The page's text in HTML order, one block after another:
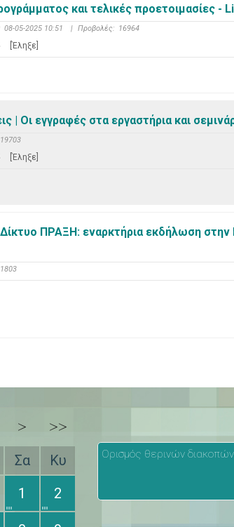
και τελικές προετοιμασίες
08-05-2025 10:51 | Προβολές: 16964
[Έληξε]
| Οι εγγραφές στα εργαστήρια και
19703
[Έληξε]
ΠΡΑΞΗ: εναρκτήρια εκδήλωση στην
1803
> >>
Σα
Κυ
1
2
Ορισμός θερινών διακοπών